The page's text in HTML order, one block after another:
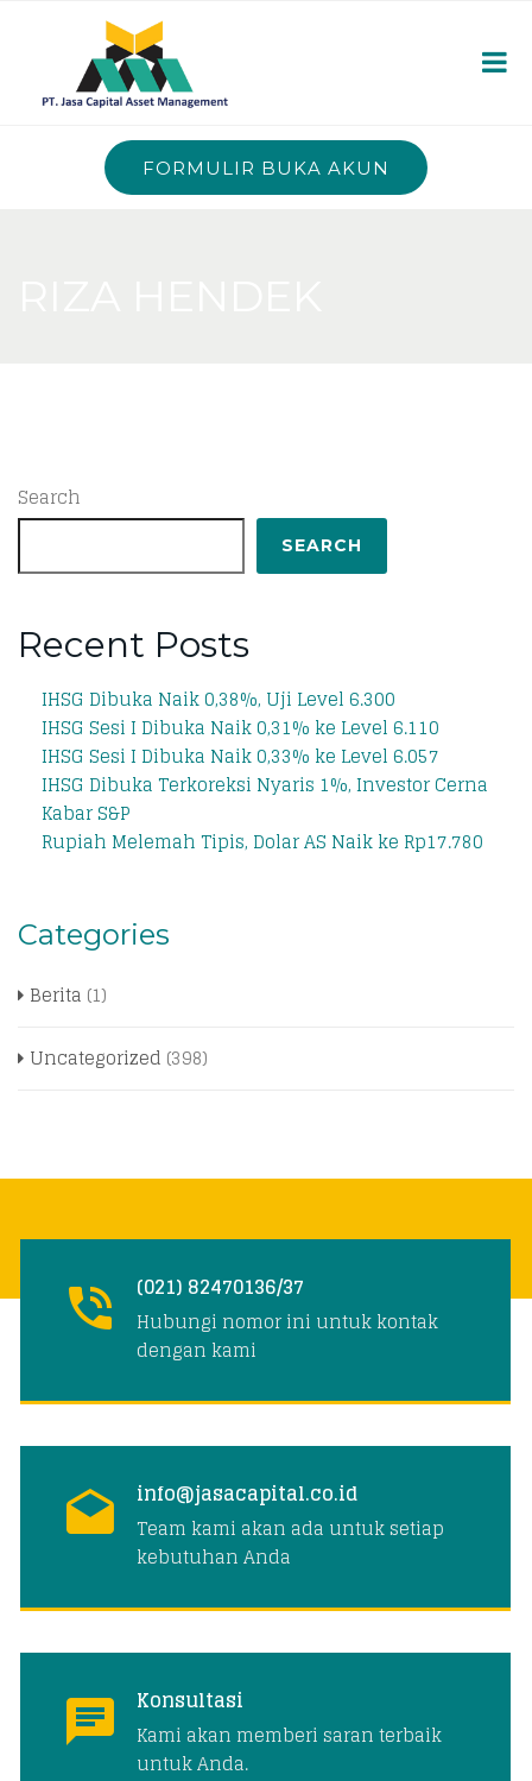
FORMULIR BUKA AKUN
Search
SEARCH
Recent Posts
IHSG Dibuka Naik 0,38%, Uji Level 6.300
IHSG Sesi I Dibuka Naik 0,31% ke Level 6.110
IHSG Sesi I Dibuka Naik 0,33% ke Level 6.057
IHSG Dibuka Terkoreksi Nyaris 1%, Investor Cerna
Kabar S&P
Rupiah Melemah Tipis, Dolar AS Naik ke Rp17.780
Categories
Berita (1)
Uncategorized (398)
(021) 82470136/37
Hubungi nomor ini untuk kontak
dengan kami
info@jasacapital.co.id
Team kami akan ada untuk setiap
kebutuhan Anda
Konsultasi
Kami akan memberi saran terbaik
untuk Anda.